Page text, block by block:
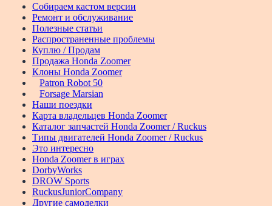
Собираем кастом версии
Ремонт и обслуживание
Полезные статьи
Распространенные проблемы
Куплю / Продам
Продажа Honda Zoomer
Клоны Honda Zoomer
Patron Robot 50
Forsage Marsian
Наши поездки
Карта владельцев Honda Zoomer
Каталог запчастей Honda Zoomer / Ruckus
Типы двигателей Honda Zoomer / Ruckus
Это интересно
Honda Zoomer в играх
DorbyWorks
DROW Sports
RuckusJuniorCompany
Другие самоделки